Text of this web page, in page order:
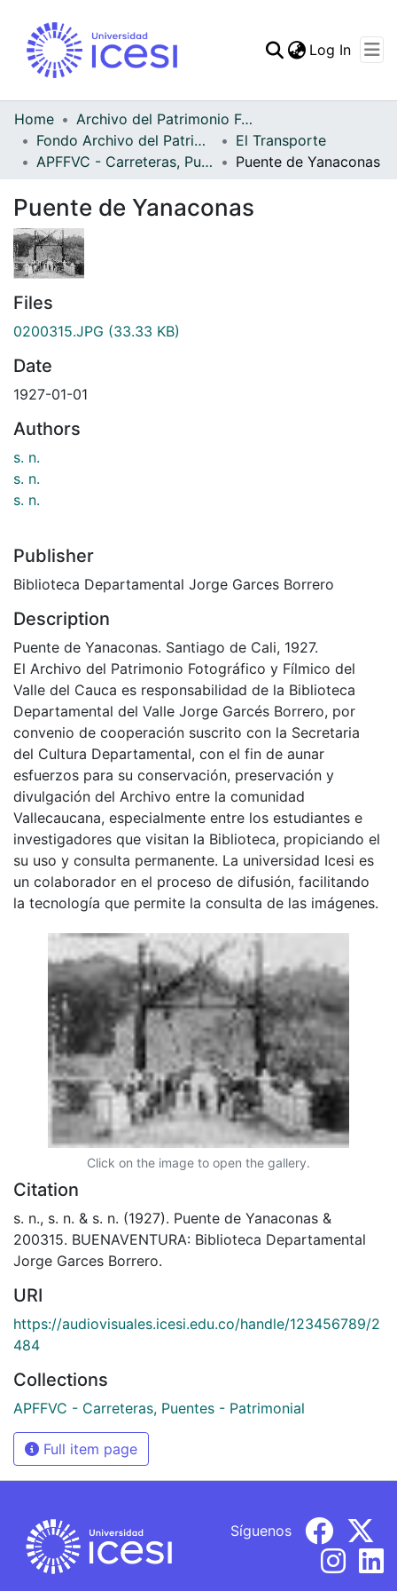
Statistics
Log In
Home
Archivo del Patrimonio Fotográfico y Fílmico del Valle del Cauca
Fondo Archivo del Patrimonio Fotográfico y Fílmico del Valle del Cauca
El Transporte
APFFVC - Carreteras, Puentes - Patrimonial
Puente de Yanaconas
Puente de Yanaconas
Files
0200315.JPG (33.33 KB)
Date
1927-01-01
Authors
s. n.
s. n.
s. n.
Publisher
Biblioteca Departamental Jorge Garces Borrero
Description
Puente de Yanaconas. Santiago de Cali, 1927.
El Archivo del Patrimonio Fotográfico y Fílmico del
Valle del Cauca es responsabilidad de la Biblioteca
Departamental del Valle Jorge Garcés Borrero, por
convenio de cooperación suscrito con la Secretaria
del Cultura Departamental, con el fin de aunar
esfuerzos para su conservación, preservación y
divulgación del Archivo entre la comunidad
Vallecaucana, especialmente entre los estudiantes e
investigadores que visitan la Biblioteca, propiciando el
su uso y consulta permanente. La universidad Icesi es
un colaborador en el proceso de difusión, facilitando
la tecnología que permite la consulta de las imágenes.
Click on the image to open the gallery.
Citation
s. n., s. n. & s. n. (1927). Puente de Yanaconas &
200315. BUENAVENTURA: Biblioteca Departamental
Jorge Garces Borrero.
URI
https://audiovisuales.icesi.edu.co/handle/123456789/2
484
Collections
APFFVC - Carreteras, Puentes - Patrimonial
Full item page
Síguenos